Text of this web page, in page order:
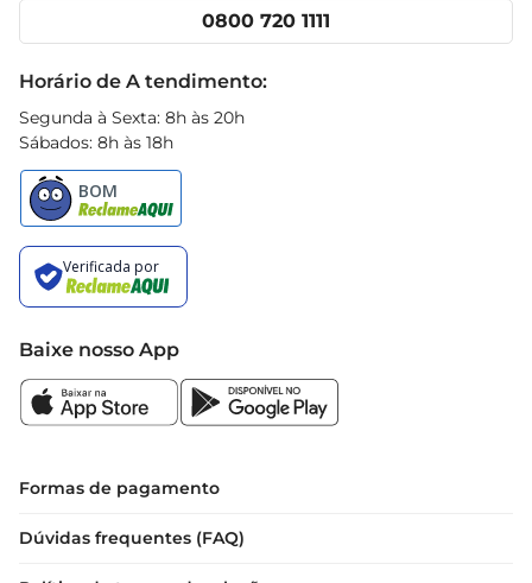
Cencosud Media
0800 720 1111
Horário de A tendimento:
Segunda à Sexta: 8h às 20h
Sábados: 8h às 18h
Baixe nosso App
Formas de pagamento
Dúvidas frequentes (FAQ)